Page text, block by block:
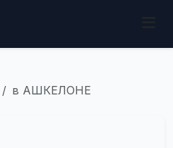
в АШКЕЛОНЕ